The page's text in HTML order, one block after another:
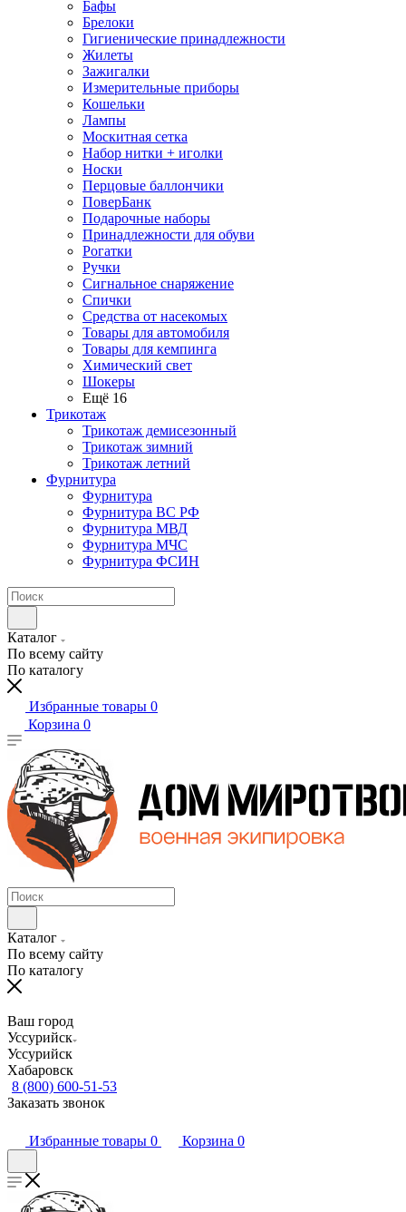
Бафы
Брелоки
Гигиенические принадлежности
Жилеты
Зажигалки
Измерительные приборы
Кошельки
Лампы
Москитная сетка
Набор нитки + иголки
Носки
Перцовые баллончики
ПоверБанк
Подарочные наборы
Принадлежности для обуви
Рогатки
Ручки
Сигнальное снаряжение
Спички
Средства от насекомых
Товары для автомобиля
Товары для кемпинга
Химический свет
Шокеры
Ещё 16
Трикотаж
Трикотаж демисезонный
Трикотаж зимний
Трикотаж летний
Фурнитура
Фурнитура
Фурнитура ВС РФ
Фурнитура МВД
Фурнитура МЧС
Фурнитура ФСИН
Каталог
По всему сайту
По каталогу
Избранные товары 0
Корзина 0
Каталог
По всему сайту
По каталогу
Ваш город
Уссурийск
Уссурийск
Хабаровск
8 (800) 600-51-53
Заказать звонок
Избранные товары 0 Корзина 0